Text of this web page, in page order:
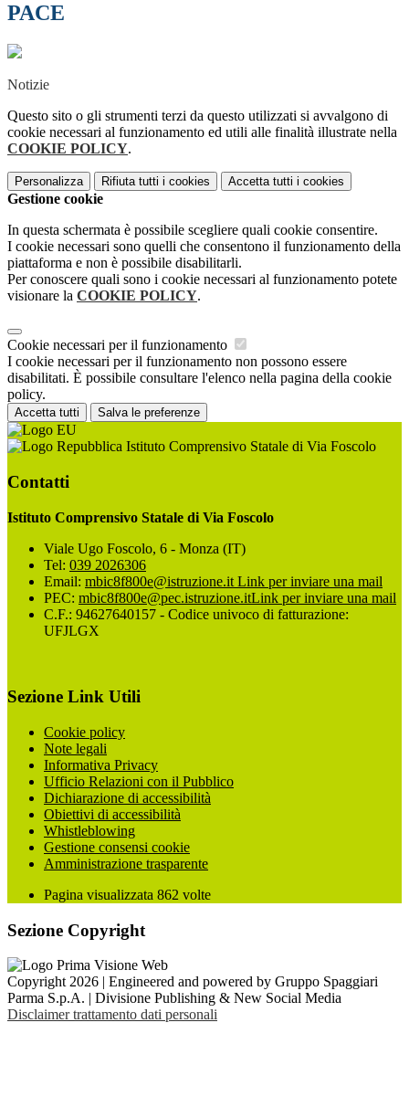
PACE
Notizie
Questo sito o gli strumenti terzi da questo utilizzati si avvalgono di
cookie necessari al funzionamento ed utili alle finalità illustrate nella
COOKIE POLICY.
Personalizza Rifiuta tutti i cookies Accetta tutti i cookies
Gestione cookie
In questa schermata è possibile scegliere quali cookie consentire.
I cookie necessari sono quelli che consentono il funzionamento della
piattaforma e non è possibile disabilitarli.
Per conoscere quali sono i cookie necessari al funzionamento potete
visionare la COOKIE POLICY.
Cookie necessari per il funzionamento
I cookie necessari per il funzionamento non possono essere
disabilitati. È possibile consultare l'elenco nella pagina della cookie
policy.
Accetta tutti Salva le preferenze
Istituto Comprensivo Statale di Via Foscolo
Contatti
Istituto Comprensivo Statale di Via Foscolo
Viale Ugo Foscolo, 6 - Monza (IT)
Tel: 039 2026306
Email: mbic8f800e@istruzione.it Link per inviare una mail
PEC: mbic8f800e@pec.istruzione.itLink per inviare una mail
C.F.: 94627640157 - Codice univoco di fatturazione:
UFJLGX
Sezione Link Utili
Cookie policy
Note legali
Informativa Privacy
Ufficio Relazioni con il Pubblico
Dichiarazione di accessibilità
Obiettivi di accessibilità
Whistleblowing
Gestione consensi cookie
Amministrazione trasparente
Pagina visualizzata 862 volte
Sezione Copyright
Copyright 2026 | Engineered and powered by Gruppo Spaggiari
Parma S.p.A. | Divisione Publishing & New Social Media
Disclaimer trattamento dati personali